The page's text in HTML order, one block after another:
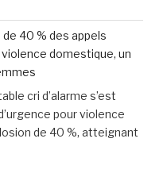
»
40 % des appels
violence domestique, un
cri d’alarme s’est
pour violence
de 40 %, atteignant